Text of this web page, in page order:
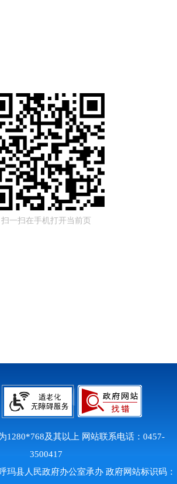
扫一扫在手机打开当前页
1280*768及其以上 网站联系电话：0457-
3500417
玛县人民政府办公室承办 政府网站标识码：